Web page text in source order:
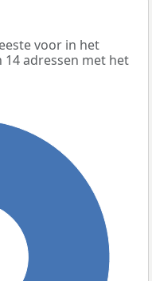
voor in het
14 adressen met het